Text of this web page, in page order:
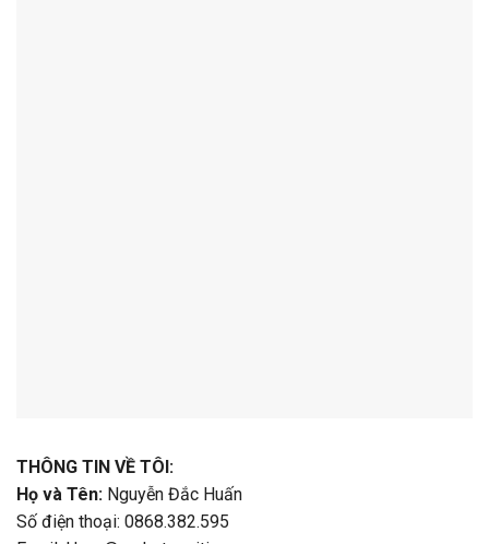
THÔNG TIN VỀ TÔI:
Họ và Tên: Nguyễn Đắc Huấn
Số điện thoại: 0868.382.595